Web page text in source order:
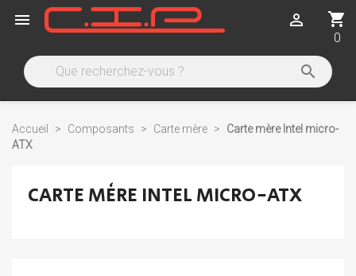
 shopping_cart
0


Accueil Composants Carte mère
Carte mère Intel micro-
ATX
CARTE MÈRE INTEL MICRO-ATX